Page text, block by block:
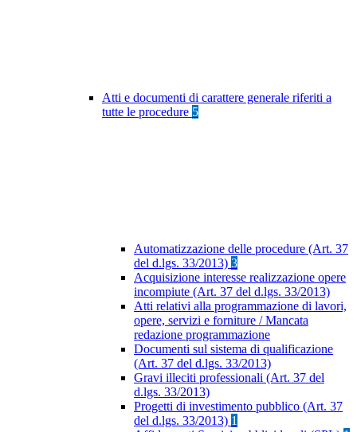
Atti e documenti di carattere generale riferiti a
tutte le procedure 5
Automatizzazione delle procedure (Art. 37
del d.lgs. 33/2013) 3
Acquisizione interesse realizzazione opere
incompiute (Art. 37 del d.lgs. 33/2013)
Atti relativi alla programmazione di lavori,
opere, servizi e forniture / Mancata
redazione programmazione
Documenti sul sistema di qualificazione
(Art. 37 del d.lgs. 33/2013)
Gravi illeciti professionali (Art. 37 del
d.lgs. 33/2013)
Progetti di investimento pubblico (Art. 37
del d.lgs. 33/2013) 1